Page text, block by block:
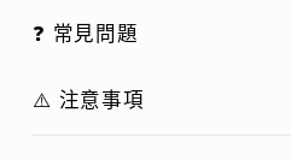
❓ 常見問題
⚠️ 注意事項